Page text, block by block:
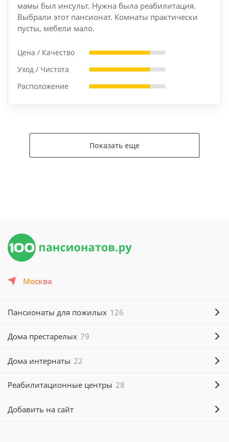
мамы был инсульт. Нужна была реабилитация.
Выбрали этот пансионат. Комнаты практически
пусты, мебели мало.
Цена / Качество
Уход / Чистота
Расположение
Показать еще
Москва
Добавить на сайт
Пансионаты для пожилых 126
Дома престарелых 79
Дома интернаты 22
Реабилитационные центры 28